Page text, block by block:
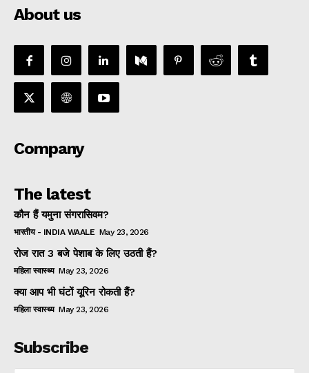
About us
Company
The latest
कौन हैं यमुना संगरासिवम?
भारतीय - INDIA WAALE May 23, 2026
रोज रात 3 बजे पेशाब के लिए उठती हैं?
महिला स्वास्थ्य May 23, 2026
क्या आप भी घंटों यूरिन रोकती हैं?
महिला स्वास्थ्य May 23, 2026
Subscribe